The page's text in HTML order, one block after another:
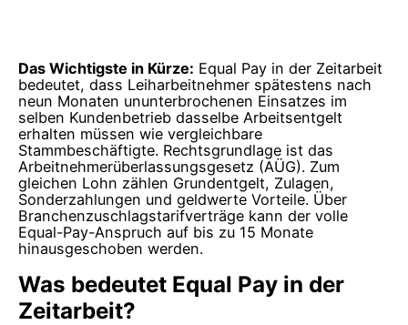
Das Wichtigste in Kürze: Equal Pay in der Zeitarbeit
bedeutet, dass Leiharbeitnehmer spätestens nach
neun Monaten ununterbrochenen Einsatzes im
selben Kundenbetrieb dasselbe Arbeitsentgelt
erhalten müssen wie vergleichbare
Stammbeschäftigte. Rechtsgrundlage ist das
Arbeitnehmerüberlassungsgesetz (AÜG). Zum
gleichen Lohn zählen Grundentgelt, Zulagen,
Sonderzahlungen und geldwerte Vorteile. Über
Branchenzuschlagstarifverträge kann der volle
Equal-Pay-Anspruch auf bis zu 15 Monate
hinausgeschoben werden.
Was bedeutet Equal Pay in der
Zeitarbeit?